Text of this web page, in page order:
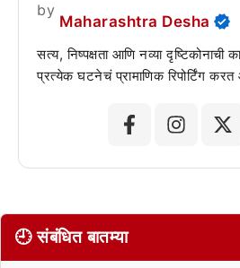
by
Maharashtra Desha
सत्य, निष्पक्षता आणि नव्या दृष्टिकोनाची
प्रत्येक घटनेचं प्रामाणिक रिपोर्टिंग
🕘 संबंधित बातम्या